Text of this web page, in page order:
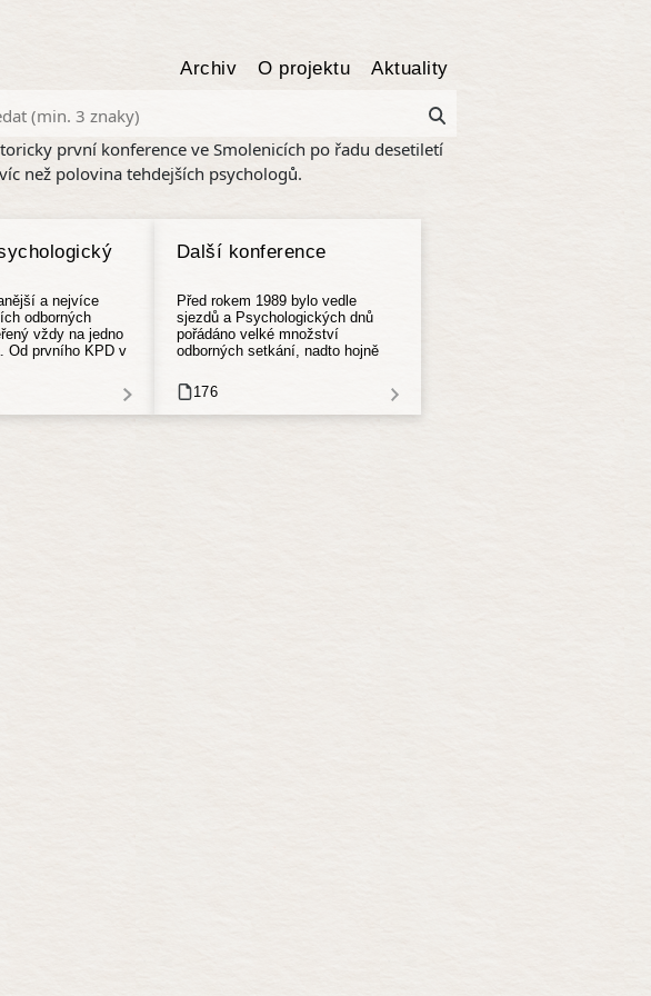
Archiv O projektu Aktuality
první konference ve Smolenicích po řadu desetiletí
než polovina tehdejších psychologů.
a nejvíce
odborných
vždy na jedno
Od prvního KPD v
již jen 4).
přes 200
Další konference
Před rokem 1989 bylo vedle
sjezdů a Psychologických dnů
pořádáno velké množství
odborných setkání, nadto hojně
tehdejších mnohonásobně nižších
počtů psychologů oproti
současnosti).
176